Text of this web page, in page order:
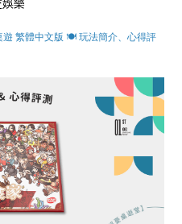
樂
遊 繁體中文版 🍽️ 玩法簡介、心得評